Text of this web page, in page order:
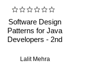
Software Design
Patterns for Java
Developers - 2nd
Lalit Mehra